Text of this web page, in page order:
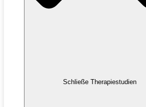
Schließe Therapiestudien